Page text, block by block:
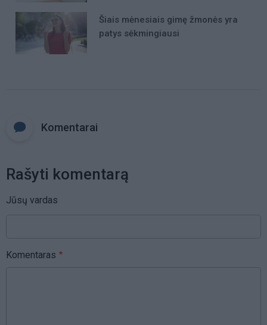
Šiais mėnesiais gimę žmonės yra
patys sėkmingiausi
Komentarai
Rašyti komentarą
Jūsų vardas
Komentaras